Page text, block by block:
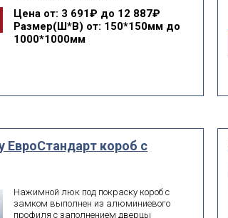
Цена от: 3 691₽ до 12 887₽
Размер(Ш*В) от: 150*150мм до
1000*1000мм
ЕвроСтандарт короб с
Нажимной люк под покраску короб с
замком выполнен из алюминиевого
профиля с заполнением дверцы